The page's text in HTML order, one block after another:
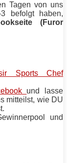
Tagen von uns
befolgt haben,
(Furor
Sports Chef
und lasse
mitteilst, wie DU
und